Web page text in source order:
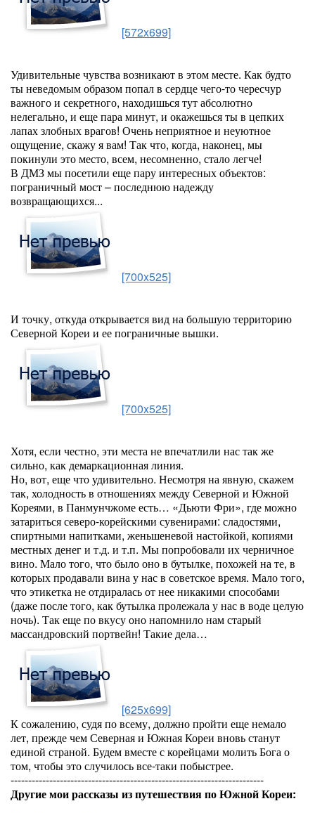
[572x699]
Удивительные чувства возникают в этом месте. Как будто
ты неведомым образом попал в сердце чего-то чересчур
важного и секретного, находишься тут абсолютно
нелегально, и еще пара минут, и окажешься ты в цепких
лапах злобных врагов! Очень неприятное и неуютное
ощущение, скажу я вам! Так что, когда, наконец, мы
покинули это место, всем, несомненно, стало легче!
В ДМЗ мы посетили еще пару интересных объектов:
пограничный мост – последнюю надежду
возвращающихся...
[700x525]
И точку, откуда открывается вид на большую территорию
Северной Кореи и ее пограничные вышки.
[700x525]
Хотя, если честно, эти места не впечатлили нас так же
сильно, как демаркационная линия.
Но, вот, еще что удивительно. Несмотря на явную, скажем
так, холодность в отношениях между Северной и Южной
Кореями, в Панмунчжоме есть… «Дьюти Фри», где можно
затариться северо-корейскими сувенирами: сладостями,
спиртными напитками, женьшеневой настойкой, копиями
местных денег и т.д. и т.п. Мы попробовали их черничное
вино. Мало того, что было оно в бутылке, похожей на те, в
которых продавали вина у нас в советское время. Мало того,
что этикетка не отдиралась от нее никакими способами
(даже после того, как бутылка пролежала у нас в воде целую
ночь). Так еще по вкусу оно напомнило нам старый
массандровский портвейн! Такие дела…
[625x699]
К сожалению, судя по всему, должно пройти еще немало
лет, прежде чем Северная и Южная Кореи вновь станут
единой страной. Будем вместе с корейцами молить Бога о
том, чтобы это случилось все-таки побыстрее.
------------------------------------------------------------------------
Другие мои рассказы из путешествия по Южной Кореи: